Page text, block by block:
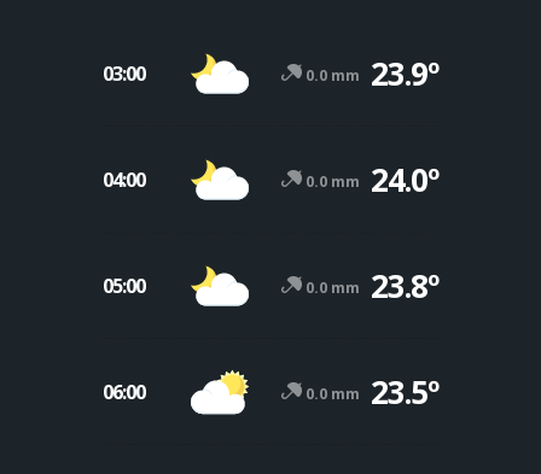
03:00 0.0 mm 23.9º
04:00 0.0 mm 24.0º
05:00 0.0 mm 23.8º
06:00 0.0 mm 23.5º